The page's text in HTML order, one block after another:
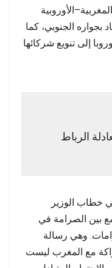
بجواره الجنوبي، كما
إلى تنويع شركائها
الرباط
خطاب الوزير
بين الصرامة في
وهي رسالة
مع المغرب ليست